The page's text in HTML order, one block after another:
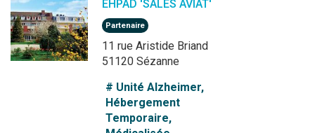
EHPAD 'SALES AVIAT'
Partenaire
11 rue Aristide Briand
51120 Sézanne
# Unité Alzheimer,
Hébergement
Temporaire,